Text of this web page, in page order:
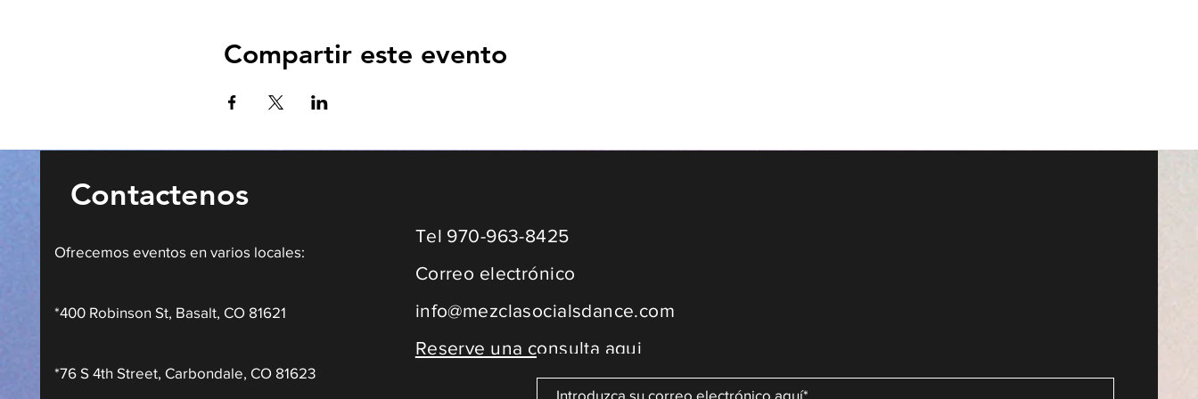
Compartir este evento
Contactenos
Ofrecemos eventos en varios locales:
*400 Robinson St, Basalt, CO 81621
*76 S 4th Street, Carbondale, CO 81623
Tel 970-963-8425
Correo electrónico
info@mezclasocialsdance.com
Reserve una consulta aqui